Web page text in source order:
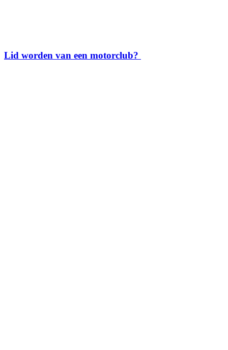
Lid worden van een motorclub?